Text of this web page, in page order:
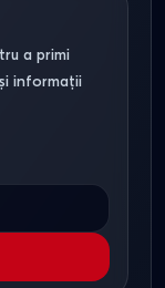
Individual
a primi
informații